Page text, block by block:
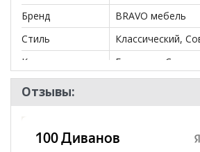
Бренд
BRAVO мебель
Стиль
Классический,
Комната
Гостиная, Спальня
Пол
Отзывы: